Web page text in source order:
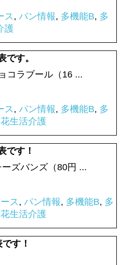
ス, パン情報, 多機能B, 多
護
です。
ラブール（16 ...
ス, パン情報, 多機能B, 多
生活介護
です！
ズバンズ（80円 ...
ス, パン情報, 多機能B, 多
生活介護
す！